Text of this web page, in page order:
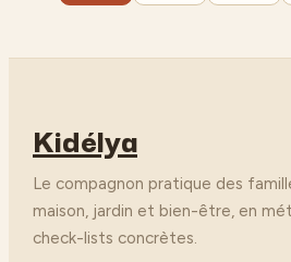
Kidélya
Le compagnon pratique des
maison, jardin et bien-être, en
check-lists concrètes.